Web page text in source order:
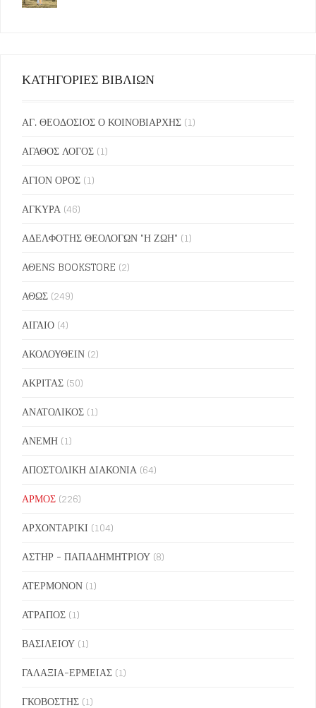
ΚΑΤΗΓΟΡΙΕΣ ΒΙΒΛΙΩΝ
ΑΓ. ΘΕΟΔΟΣΙΟΣ Ο ΚΟΙΝΟΒΙΑΡΧΗΣ (1)
ΑΓΑΘΟΣ ΛΟΓΟΣ (1)
ΑΓΙΟΝ ΟΡΟΣ (1)
ΑΓΚΥΡΑ (46)
ΑΔΕΛΦΟΤΗΣ ΘΕΟΛΟΓΩΝ "Η ΖΩΗ" (1)
ΑΘΕΝS BOOKSTORE (2)
ΑΘΩΣ (249)
ΑΙΓΑΙΟ (4)
ΑΚΟΛΟΥΘΕΙΝ (2)
ΑΚΡΙΤΑΣ (50)
ΑΝΑΤΟΛΙΚΟΣ (1)
ΑΝΕΜΗ (1)
ΑΠΟΣΤΟΛΙΚΗ ΔΙΑΚΟΝΙΑ (64)
ΑΡΜΟΣ (226)
ΑΡΧΟΝΤΑΡΙΚΙ (104)
ΑΣΤΗΡ - ΠΑΠΑΔΗΜΗΤΡΙΟΥ (8)
ΑΤΕΡΜΟΝΟΝ (1)
ΑΤΡΑΠΟΣ (1)
ΒΑΣΙΛΕΙΟΥ (1)
ΓΑΛΑΞΙΑ-ΕΡΜΕΙΑΣ (1)
ΓΚΟΒΟΣΤΗΣ (1)